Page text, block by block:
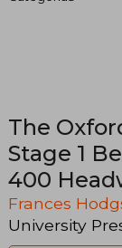
The
Stage 1
400
The Story
Frances
University